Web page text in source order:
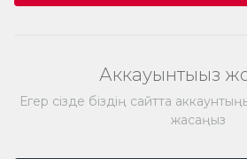
Аккауынтыңыз
Егер сізде біздің сайтта
жасаңыз